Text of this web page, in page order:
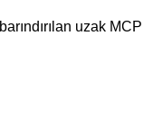
uzak MCP